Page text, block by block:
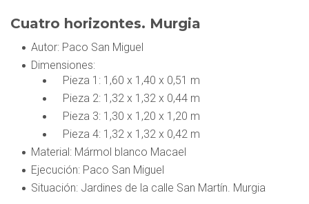
Cuatro horizontes. Murgia
Autor: Paco San Miguel
Dimensiones:
Pieza 1: 1,60 x 1,40 x 0,51 m
Pieza 2: 1,32 x 1,32 x 0,44 m
Pieza 3: 1,30 x 1,20 x 1,20 m
Pieza 4: 1,32 x 1,32 x 0,42 m
Material: Mármol blanco Macael
Ejecución: Paco San Miguel
Situación: Jardines de la calle San Martín. Murgia